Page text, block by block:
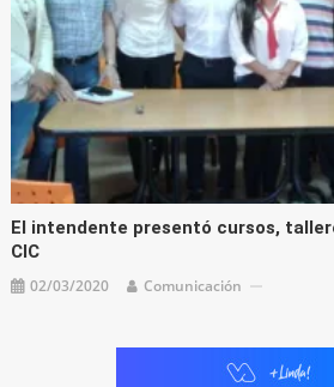
El intendente presentó cursos,
CIC
02/03/2020 Comunicación